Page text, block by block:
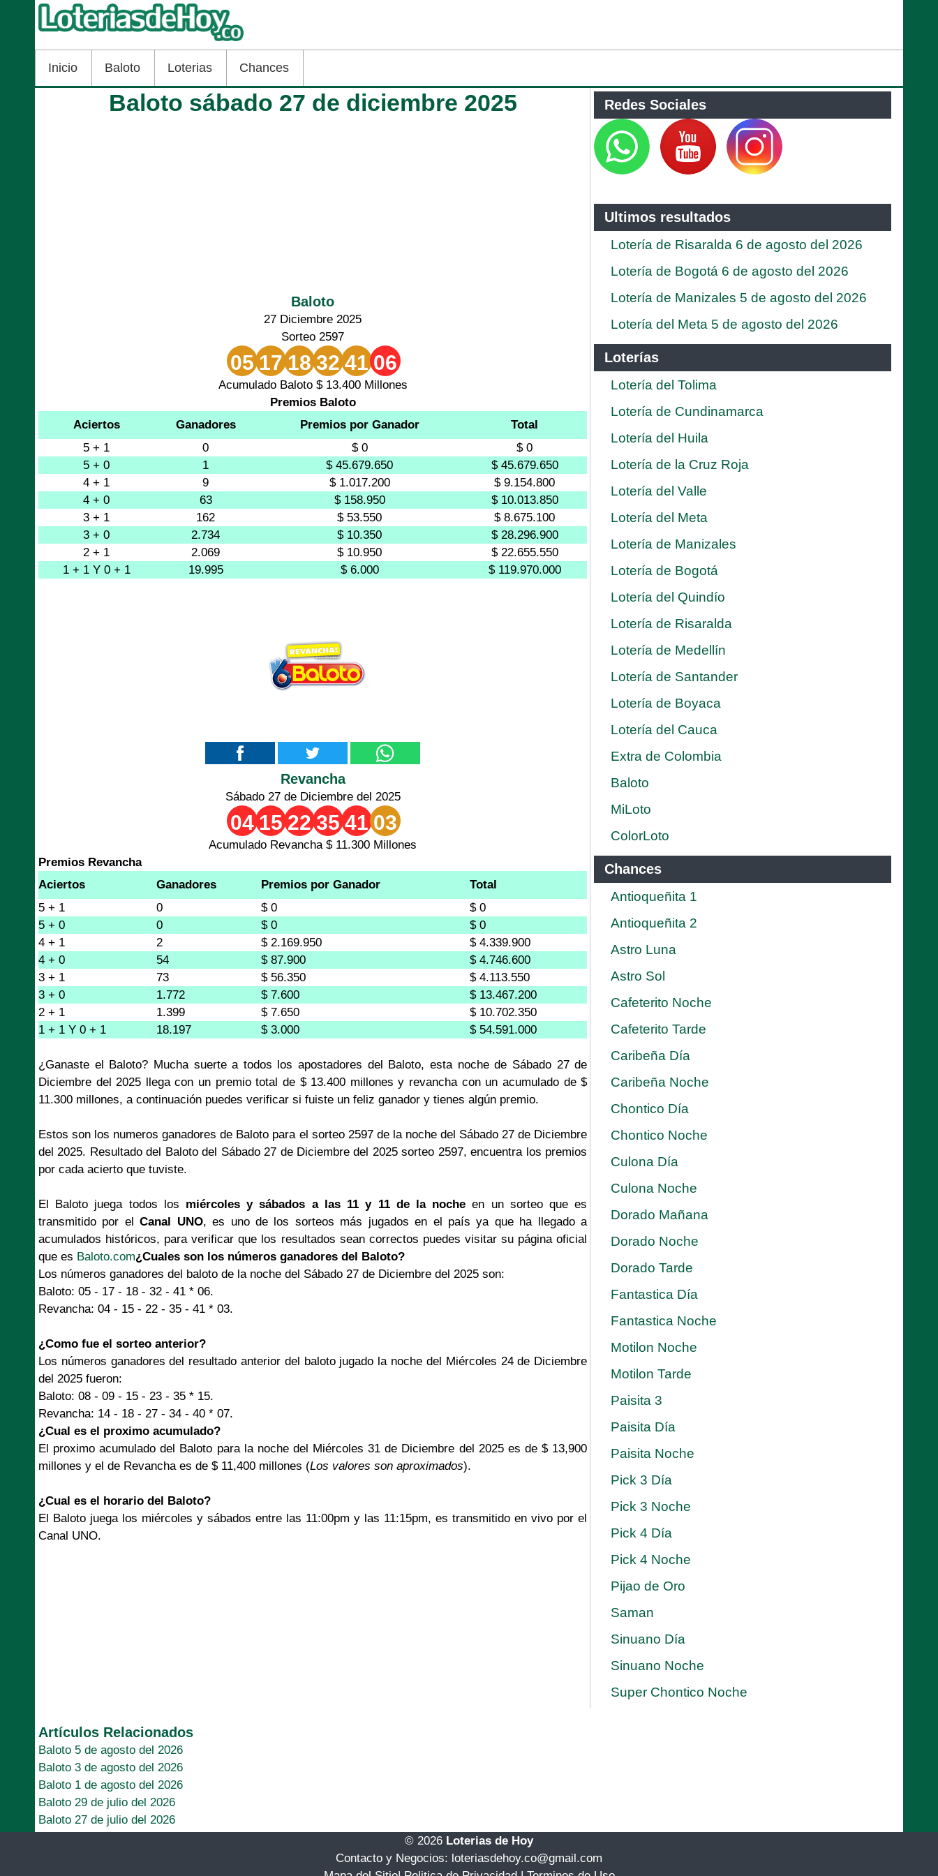
Inicio Baloto Loterias Chances
Baloto sábado 27 de diciembre 2025
Baloto
27 Diciembre 2025
Sorteo 2597
05 17 18 32 41 06
Acumulado Baloto $ 13.400 Millones
Premios Baloto
Aciertos
Ganadores Premios por Ganador
Total
5 + 1
0 $ 0
$ 0
5 + 0
1 $ 45.679.650
$ 45.679.650
4 + 1
9 $ 1.017.200
$ 9.154.800
4 + 0
63 $ 158.950
$ 10.013.850
3 + 1
162 $ 53.550
$ 8.675.100
3 + 0
2.734 $ 10.350
$ 28.296.900
2 + 1
2.069 $ 10.950
$ 22.655.550
1 + 1 Y 0 + 1
19.995 $ 6.000 $ 119.970.000
Revancha
Sábado 27 de Diciembre del 2025
04 15 22 35 41 03
Acumulado Revancha $ 11.300 Millones
Premios Revancha
Aciertos
Ganadores Premios por Ganador
Total
5 + 1
0 $ 0
$ 0
5 + 0
0 $ 0
$ 0
4 + 1
2 $ 2.169.950
$ 4.339.900
4 + 0
54 $ 87.900
$ 4.746.600
3 + 1
73 $ 56.350
$ 4.113.550
3 + 0
1.772 $ 7.600
$ 13.467.200
2 + 1
1.399 $ 7.650
$ 10.702.350
1 + 1 Y 0 + 1
18.197 $ 3.000 $ 54.591.000
¿Ganaste el Baloto? Mucha suerte a todos los apostadores del Baloto, esta noche de Sábado 27 de
Diciembre del 2025 llega con un premio total de $ 13.400 millones y revancha con un acumulado de $
11.300 millones, a continuación puedes verificar si fuiste un feliz ganador y tienes algún premio.
Estos son los numeros ganadores de Baloto para el sorteo 2597 de la noche del Sábado 27 de Diciembre
del 2025. Resultado del Baloto del Sábado 27 de Diciembre del 2025 sorteo 2597, encuentra los premios
por cada acierto que tuviste.
El Baloto juega todos los miércoles y sábados a las 11 y 11 de la noche en un sorteo que es
transmitido por elCanal UNO, es uno de los sorteos más jugados en el país ya que ha llegado a
acumulados históricos, para verificar que los resultados sean correctos puedes visitar su página oficial
que es Baloto.com¿Cuales son los números ganadores del Baloto?
Los números ganadores del baloto de la noche del Sábado 27 de Diciembre del 2025 son:
Baloto: 05 - 17 - 18 - 32 - 41 * 06.
Revancha: 04 - 15 - 22 - 35 - 41 * 03.
¿Como fue el sorteo anterior?
Los números ganadores del resultado anterior del baloto jugado la noche del Miércoles 24 de Diciembre
del 2025 fueron:
Baloto: 08 - 09 - 15 - 23 - 35 * 15.
Revancha: 14 - 18 - 27 - 34 - 40 * 07.
¿Cual es el proximo acumulado?
El proximo acumulado del Baloto para la noche del Miércoles 31 de Diciembre del 2025 es de $ 13,900
millones y el de Revancha es de $ 11,400 millones (Los valores son aproximados).
¿Cual es el horario del Baloto?
El Baloto juega los miércoles y sábados entre las 11:00pm y las 11:15pm, es transmitido en vivo por el
Canal UNO.
Artículos Relacionados
Baloto 5 de agosto del 2026
Baloto 3 de agosto del 2026
Baloto 1 de agosto del 2026
Baloto 29 de julio del 2026
Baloto 27 de julio del 2026
Redes Sociales
Ultimos resultados
Lotería de Risaralda 6 de agosto del 2026
Lotería de Bogotá 6 de agosto del 2026
Lotería de Manizales 5 de agosto del 2026
Lotería del Meta 5 de agosto del 2026
Loterías
Lotería del Tolima
Lotería de Cundinamarca
Lotería del Huila
Lotería de la Cruz Roja
Lotería del Valle
Lotería del Meta
Lotería de Manizales
Lotería de Bogotá
Lotería del Quindío
Lotería de Risaralda
Lotería de Medellín
Lotería de Santander
Lotería de Boyaca
Lotería del Cauca
Extra de Colombia
Baloto
MiLoto
ColorLoto
Chances
Antioqueñita 1
Antioqueñita 2
Astro Luna
Astro Sol
Cafeterito Noche
Cafeterito Tarde
Caribeña Día
Caribeña Noche
Chontico Día
Chontico Noche
Culona Día
Culona Noche
Dorado Mañana
Dorado Noche
Dorado Tarde
Fantastica Día
Fantastica Noche
Motilon Noche
Motilon Tarde
Paisita 3
Paisita Día
Paisita Noche
Pick 3 Día
Pick 3 Noche
Pick 4 Día
Pick 4 Noche
Pijao de Oro
Saman
Sinuano Día
Sinuano Noche
Super Chontico Noche
© 2026 Loterias de Hoy
Contacto y Negocios: loteriasdehoy.co@gmail.com